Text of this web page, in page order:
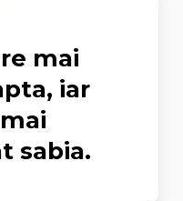
mai
iar
sabia.